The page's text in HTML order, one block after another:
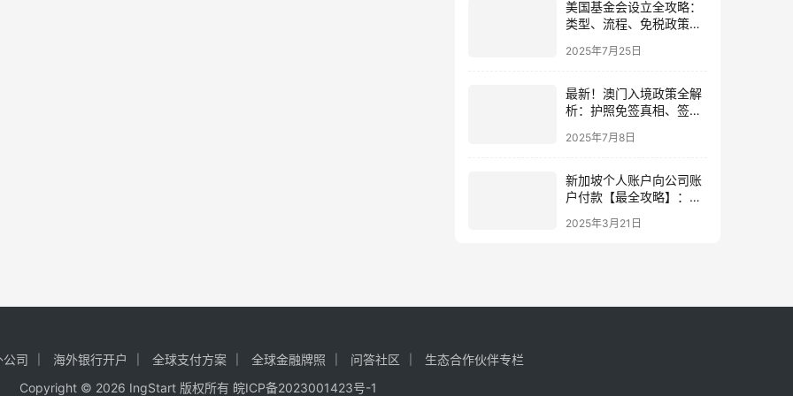
美国基金会设立全攻略：
类型、流程、免税政策与
版）
2025年7月25日
最新！澳门入境政策全解
析：护照免签真相、签注
2025年7月8日
新加坡个人账户向公司账
户付款【最全攻略】：流
事项
2025年3月21日
公司 海外银行开户 全球支付方案 全球金融牌照 问答社区
生态合作伙伴专栏
Copyright © 2026 IngStart 版权所有 皖ICP备2023001423号-1